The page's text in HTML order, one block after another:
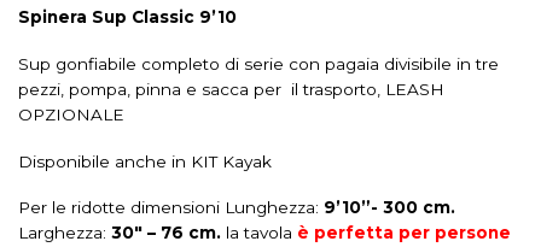
Spinera Sup Classic 9’10
Sup gonfiabile completo di serie con pagaia divisibile in tre
pezzi, pompa, pinna e sacca per il trasporto, LEASH
OPZIONALE
Disponibile anche in KIT Kayak
Per le ridotte dimensioni Lunghezza: 9’10”- 300 cm.
Larghezza: 30″ – 76 cm. la tavola è perfetta per persone